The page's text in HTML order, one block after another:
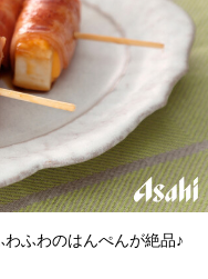
ふわのはんぺんが絶品♪